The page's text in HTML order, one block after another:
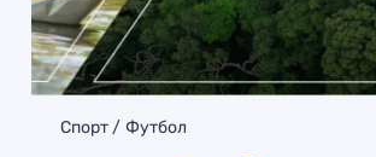
Спорт Футбол